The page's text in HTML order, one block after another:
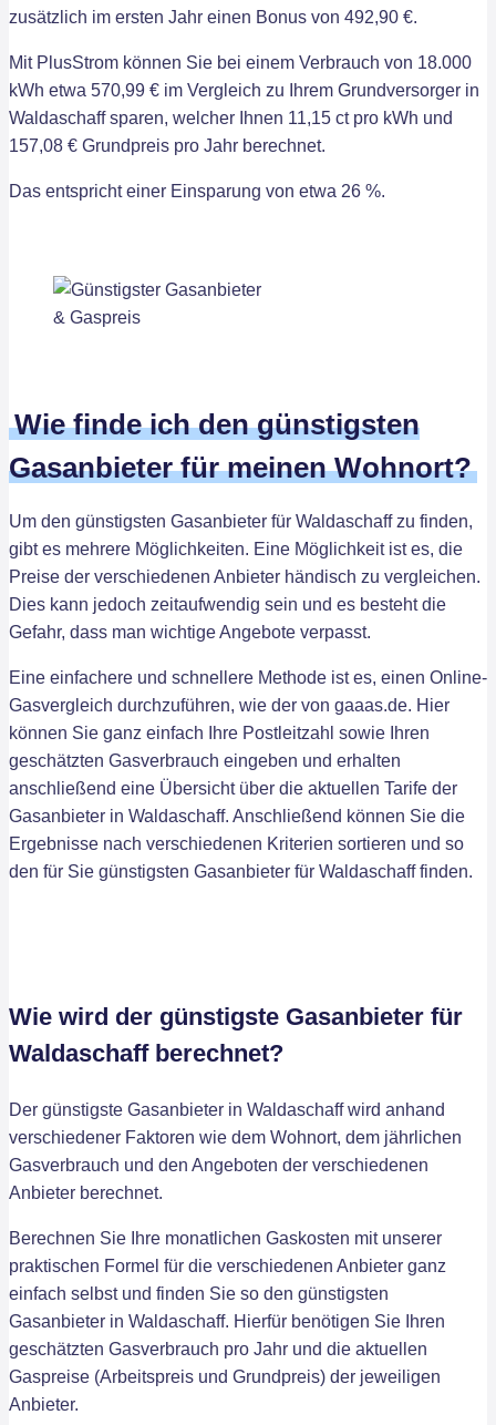
zusätzlich im ersten Jahr einen Bonus von 492,90 €.
Mit PlusStrom können Sie bei einem Verbrauch von 18.000
kWh etwa 570,99 € im Vergleich zu Ihrem Grundversorger in
Waldaschaff sparen, welcher Ihnen 11,15 ct pro kWh und
157,08 € Grundpreis pro Jahr berechnet.
Das entspricht einer Einsparung von etwa 26 %.
Wie finde ich den günstigsten
Gasanbieter für meinen Wohnort?
Um den günstigsten Gasanbieter für Waldaschaff zu finden,
gibt es mehrere Möglichkeiten. Eine Möglichkeit ist es, die
Preise der verschiedenen Anbieter händisch zu vergleichen.
Dies kann jedoch zeitaufwendig sein und es besteht die
Gefahr, dass man wichtige Angebote verpasst.
Eine einfachere und schnellere Methode ist es, einen Online-
Gasvergleich durchzuführen, wie der von gaaas.de. Hier
können Sie ganz einfach Ihre Postleitzahl sowie Ihren
geschätzten Gasverbrauch eingeben und erhalten
anschließend eine Übersicht über die aktuellen Tarife der
Gasanbieter in Waldaschaff. Anschließend können Sie die
Ergebnisse nach verschiedenen Kriterien sortieren und so
den für Sie günstigsten Gasanbieter für Waldaschaff finden.
Wie wird der günstigste Gasanbieter für
Waldaschaff berechnet?
Der günstigste Gasanbieter in Waldaschaff wird anhand
verschiedener Faktoren wie dem Wohnort, dem jährlichen
Gasverbrauch und den Angeboten der verschiedenen
Anbieter berechnet.
Berechnen Sie Ihre monatlichen Gaskosten mit unserer
praktischen Formel für die verschiedenen Anbieter ganz
einfach selbst und finden Sie so den günstigsten
Gasanbieter in Waldaschaff. Hierfür benötigen Sie Ihren
geschätzten Gasverbrauch pro Jahr und die aktuellen
Gaspreise (Arbeitspreis und Grundpreis) der jeweiligen
Anbieter.